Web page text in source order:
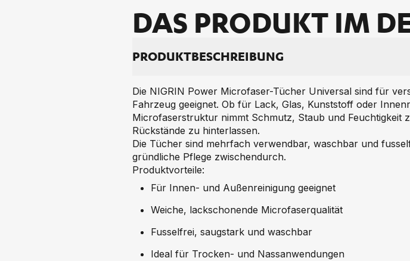
DAS PRO­DUKT IM
PRO­DUKT­BE­SCHREI­BUNG
Die NIGRIN Power Microfaser-Tücher Universal sind für
Fahrzeug geeignet. Ob für Lack, Glas, Kunststoff oder
Microfaserstruktur nimmt Schmutz, Staub und
Rückstände zu hinterlassen.
Die Tücher sind mehrfach verwendbar, waschbar und
gründliche Pflege zwischendurch.
Produktvorteile:
Für Innen- und Außenreinigung geeignet
Weiche, lackschonende Microfaserqualität
Fusselfrei, saugstark und waschbar
Ideal für Trocken- und Nassanwendungen